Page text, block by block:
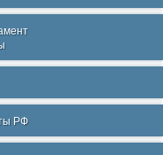
РФ